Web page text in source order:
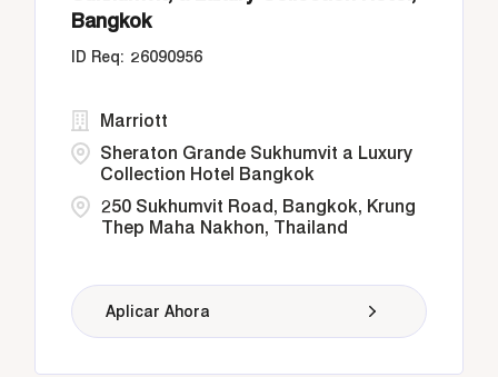
Bangkok
26090956
250 Sukhumvit Road, Bangkok, Krung
Thep Maha Nakhon, Thailand
Marriott
Sheraton Grande Sukhumvit a Luxury
Collection Hotel Bangkok
Aplicar Ahora